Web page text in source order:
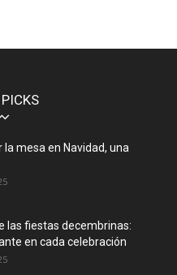
la mesa en Navidad, una
las fiestas decembrinas:
en cada celebración